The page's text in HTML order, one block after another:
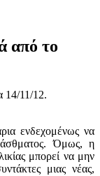
από το
14/11/12.
ενδεχομένως να
άσθματος. Όμως, η
μπορεί να μην
μιας νέας,